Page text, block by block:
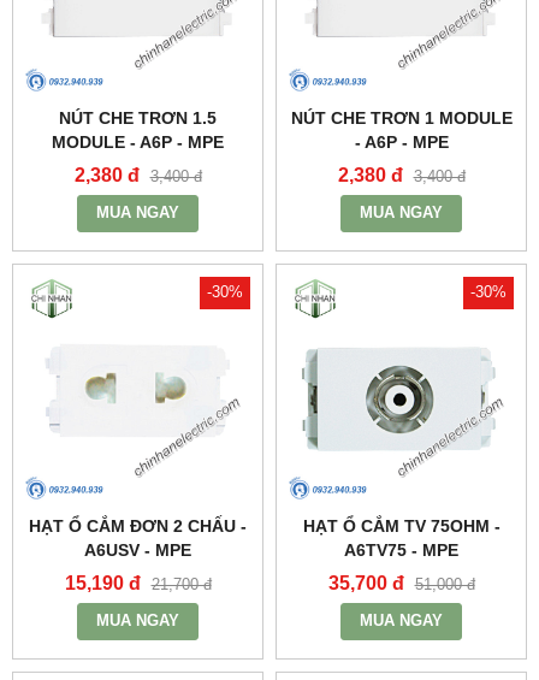
NÚT CHE TRƠN 1.5
MODULE - A6P - MPE
2,380 đ 3,400 đ
MUA NGAY
NÚT CHE TRƠN 1 MODULE
- A6P - MPE
2,380 đ 3,400 đ
MUA NGAY
-30%
HẠT Ổ CẮM ĐƠN 2 CHẤU -
A6USV - MPE
15,190 đ 21,700 đ
MUA NGAY
-30%
HẠT Ổ CẮM TV 75OHM -
A6TV75 - MPE
35,700 đ 51,000 đ
MUA NGAY